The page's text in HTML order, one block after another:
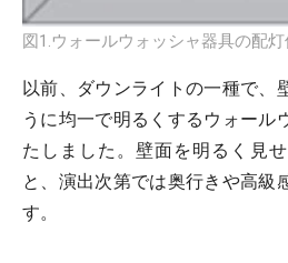
図1.ウォールウォッシャ器具の配灯
以前、ダウンライトの一種で、
うに均一で明るくするウォール
たしました。壁面を明るく見
と、演出次第では奥行きや高級
す。